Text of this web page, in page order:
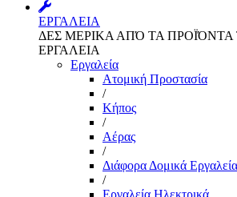
ΕΡΓΑΛΕΙΑ
ΔΕΣ ΜΕΡΙΚΑ ΑΠΌ ΤΑ ΠΡΟΪΌΝΤΑ
ΕΡΓΑΛΕΙΑ
Εργαλεία
Aτομική Προστασία
/
Kήπος
/
Αέρας
/
Διάφορα Δομικά
/
Εργαλεία Ηλεκτρικά